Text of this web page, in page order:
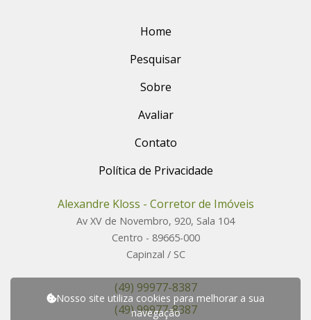
Nosso site utiliza cookies para melhorar a sua
navegação
Home
Pesquisar
Sobre
Avaliar
Contato
Política de Privacidade
Alexandre Kloss - Corretor de Imóveis
Av XV de Novembro, 920, Sala 104
Centro - 89665-000
Capinzal / SC
(49) 99977-8387
(49) 99977-8387